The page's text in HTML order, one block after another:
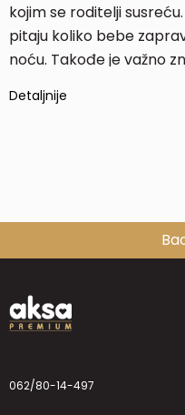
kojim se roditelji
pitaju koliko bebe
noću. Takođe je važno
bebu.
Detaljnije
062/80-14-497